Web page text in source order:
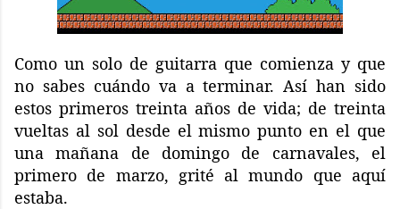
Como un solo de guitarra que comienza y que
no sabes cuándo va a terminar. Así han sido
estos primeros treinta años de vida; de treinta
vueltas al sol desde el mismo punto en el que
una mañana de domingo de carnavales, el
primero de marzo, grité al mundo que aquí
estaba.